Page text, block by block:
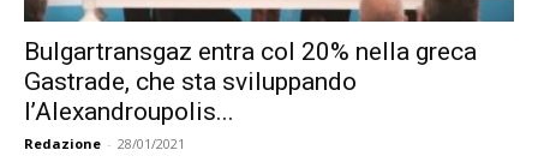
Bulgartransgaz entra col 20% nella greca
Gastrade, che sta sviluppando
l’Alexandroupolis...
Redazione - 28/01/2021